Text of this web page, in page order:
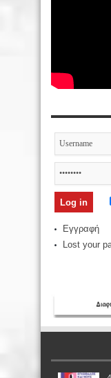
Εγγραφή
Lost your